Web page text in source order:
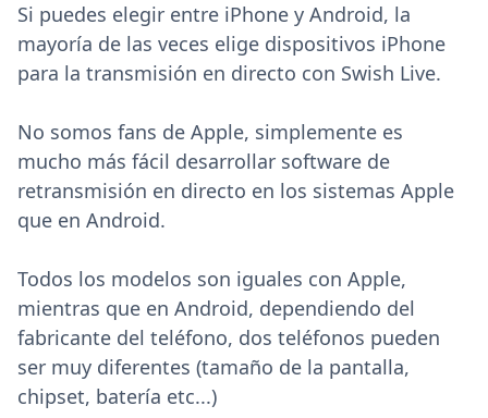
Si puedes elegir entre iPhone y Android, la
mayoría de las veces elige dispositivos iPhone
para la transmisión en directo con Swish Live.
No somos fans de Apple, simplemente es
mucho más fácil desarrollar software de
retransmisión en directo en los sistemas Apple
que en Android.
Todos los modelos son iguales con Apple,
mientras que en Android, dependiendo del
fabricante del teléfono, dos teléfonos pueden
ser muy diferentes (tamaño de la pantalla,
chipset, batería etc...)